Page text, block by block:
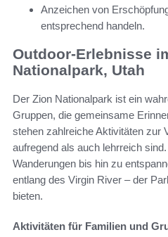
Anzeichen von
entsprechend handeln.
Outdoor-Erlebnisse
Nationalpark, Utah
Der Zion Nationalpark ist ein
Gruppen, die gemeinsame
stehen zahlreiche Aktivitäten zur
aufregend als auch lehrreich
Wanderungen bis hin zu
entlang des Virgin River – der
bieten.
Aktivitäten für Familien und